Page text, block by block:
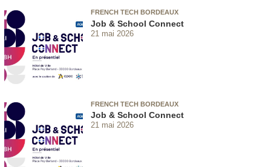
FRENCH TECH BORDEAUX
Job & School Connect
21 mai 2026
FRENCH TECH BORDEAUX
Job & School Connect
21 mai 2026